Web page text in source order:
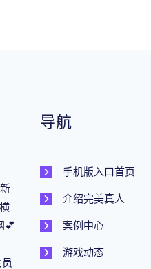
💕
导航
手机版入口首页
介绍完美真人
案例中心
游戏动态